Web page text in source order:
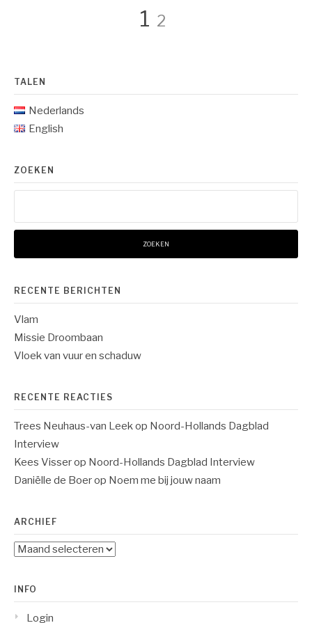
Berichten
paginering
Pagina
1 Pagina
2
TALEN
Nederlands
English
ZOEKEN
RECENTE BERICHTEN
Vlam
Missie Droombaan
Vloek van vuur en schaduw
RECENTE REACTIES
Trees Neuhaus-van Leekop Noord-Hollands Dagblad
Interview
Kees Visserop Noord-Hollands Dagblad Interview
Daniëlle de Boerop Noem me bij jouw naam
ARCHIEF
Archief
INFO
Login